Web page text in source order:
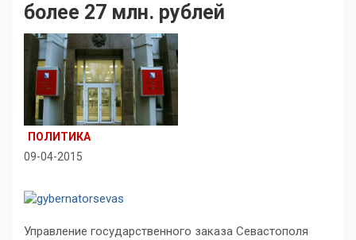
более 27 млн. рублей
ПОЛИТИКА
09-04-2015
Управление государственного заказа Севастополя